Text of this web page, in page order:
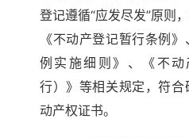
登记遵循“应发尽发”原则
《不动产登记暂行条例
例实施细则》、《不
行）》等相关规定，符
动产权证书。